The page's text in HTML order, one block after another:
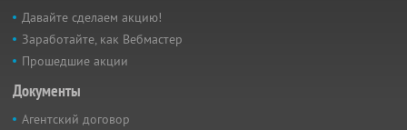
Давайте сделаем акцию!
Заработайте, как Вебмастер
Прошедшие акции
Документы
Агентский договор